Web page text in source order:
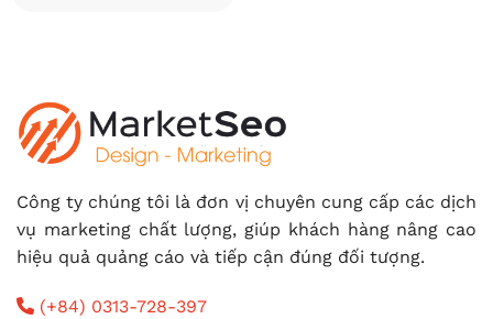
Công ty chúng tôi là đơn vị chuyên cung cấp các dịch
vụ marketing chất lượng, giúp khách hàng nâng cao
hiệu quả quảng cáo và tiếp cận đúng đối tượng.
(+84) 0313-728-397